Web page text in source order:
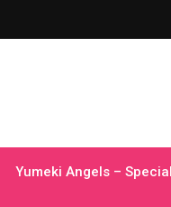
Yumeki Angels –